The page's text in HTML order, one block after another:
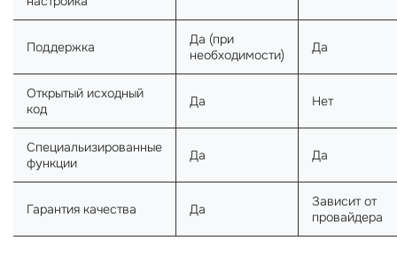
Поддержка
Да (при
необходимости)
Да
Открытый исходный
код
Да Нет
Специальизированные
функции
Да Да
Гарантия качества Да
Зависит от
провайдера